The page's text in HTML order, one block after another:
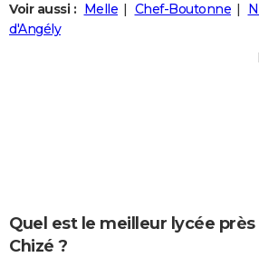
Art de vivre
Bien-être
Loisirs
Mode
Modes de vie
+SANTE
Carte de Noël
Carte Bonne année
Carte Saint-Valentin
Carte Pâques
Carte d'anniversaire
DICTIONNAIRE
Voir aussi : Melle Chef-Boutonne
d'Angély
Quel est le meilleur lycée
Chizé ?